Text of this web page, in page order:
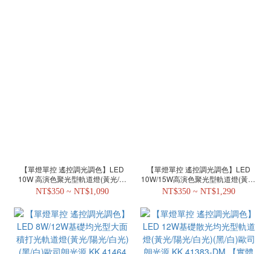
【單燈單控 遙控調光調色】LED
10W 高演色聚光型軌道燈(黃光/陽
光/白光)(黑/白)飛利浦光源 KK
41554-DM【實體門市保固】
NT$350 ~ NT$1,090
【單燈單控 遙控調光調色】LED
10W/15W高演色聚光型軌道燈(黃光/
陽光/白光)(黑/白)飛利浦光源 KK
41544 41545-DM【實體門市保固】
NT$350 ~ NT$1,290